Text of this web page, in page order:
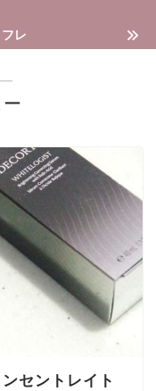
レ
―
セントレイト